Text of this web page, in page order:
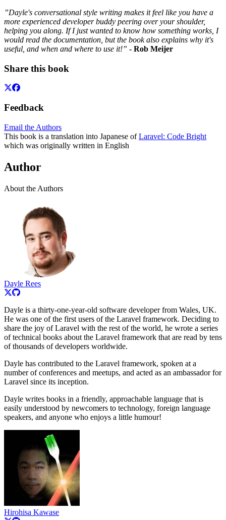
”Dayle's conversational style writing makes it feel like you have a
more experienced developer buddy peering over your shoulder,
helping you along. If I just wanted to know how something works, I
would read the documentation, but the book also explains why it's
useful, and when and where to use it!” - Rob Meijer
Share this book
Feedback
Email the Authors
This book is a translation into Japanese ofLaravel: Code Bright
which was originally written in English
Author
About the Authors
Dayle Rees
Dayle is a thirty-one-year-old software developer from Wales, UK.
He was one of the first users of the Laravel framework. Deciding to
share the joy of Laravel with the rest of the world, he wrote a series
of technical books about the Laravel framework that are read by tens
of thousands of developers worldwide.
Dayle has contributed to the Laravel framework, spoken at a
number of conferences and meetups, and acted as an ambassador for
Laravel since its inception.
Dayle writes books in a friendly, approachable language that is
easily understood by newcomers to technology, foreign language
speakers, and anyone who enjoys a little humour!
Hirohisa Kawase